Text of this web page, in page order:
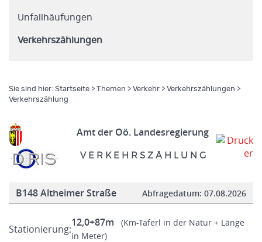
Unfallhäufungen
Verkehrszählungen
Sie sind hier: Startseite > Themen > Verkehr > Verkehrszählungen >
Verkehrszählung
Amt der Oö. Landesregierung
V E R K E H R S Z Ä H L U N G
B148 Altheimer Straße Abfragedatum: 07.08.2026
Stationierung:
12,0+87m
(Km-Taferl in der Natur + Länge
in Meter)